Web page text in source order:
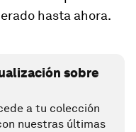
hasta ahora.
sobre
a tu colección
nuestras últimas